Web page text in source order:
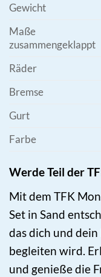
Gewicht
Maße
zusammengeklappt
Räder
Bremse
Gurt
Farbe
Werde Teil der
Mit dem TFK
Set in Sand
das dich und
begleiten wird.
und genieße die